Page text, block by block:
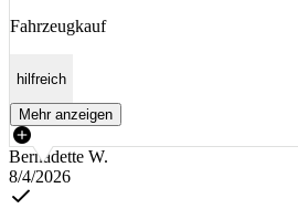
Fahrzeugkauf
hilfreich
Mehr anzeigen
Bernadette W.
8/4/2026